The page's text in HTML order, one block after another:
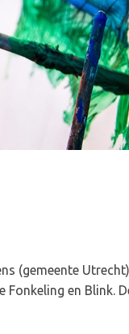
(gemeente
en Blink.